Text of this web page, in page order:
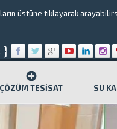
üstüne tıklayarak
}
ÇÖZÜM TESISAT SU